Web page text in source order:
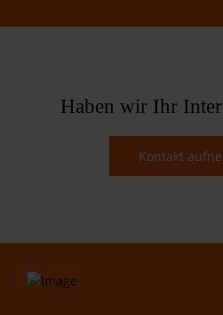
Haben wir Ihr
Kontakt